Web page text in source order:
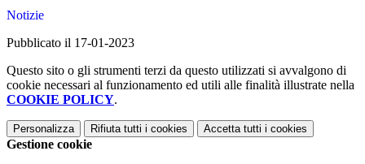
Notizie
Pubblicato il 17-01-2023
Questo sito o gli strumenti terzi da questo utilizzati si avvalgono di
cookie necessari al funzionamento ed utili alle finalità illustrate nella
COOKIE POLICY.
Personalizza Rifiuta tutti i cookies Accetta tutti i cookies
Gestione cookie